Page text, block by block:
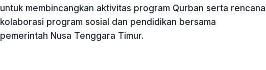
untuk membincangkan aktivitas program Qurban serta rencana
kolaborasi program sosial dan pendidikan bersama
pemerintah Nusa Tenggara Timur.